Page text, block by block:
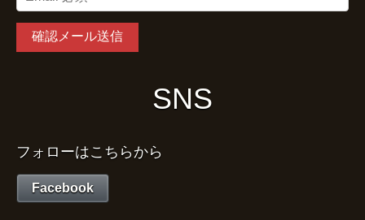
SNS
フォローはこちらから
Facebook